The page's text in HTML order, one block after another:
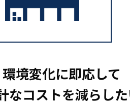
境変化に即応して
なコストを減らし